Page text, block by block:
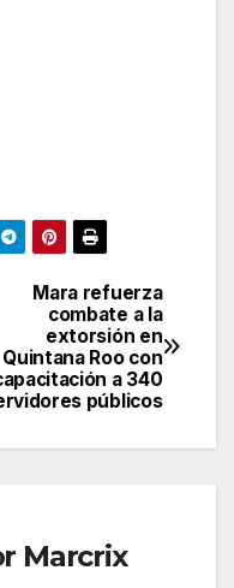
Mara refuerza
combate a la
extorsión en
Quintana Roo con
a 340
públicos
Marcrix